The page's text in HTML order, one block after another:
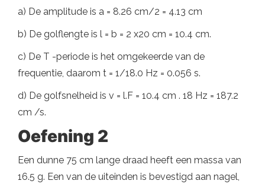
a) De amplitude is a = 8.26 cm/2 = 4.13 cm
b) De golflengte is l = b = 2 x20 cm = 10.4 cm.
c) De T -periode is het omgekeerde van de
frequentie, daarom t = 1/18.0 Hz = 0.056 s.
d) De golfsnelheid is v = l.F = 10.4 cm . 18 Hz = 187.2
cm /s.
Oefening 2
Een dunne 75 cm lange draad heeft een massa van
16.5 g. Een van de uiteinden is bevestigd aan nagel,